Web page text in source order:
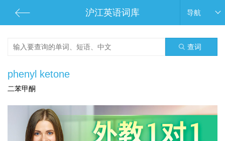
沪江英语词库 导航
查词
phenyl ketone
二苯甲酮